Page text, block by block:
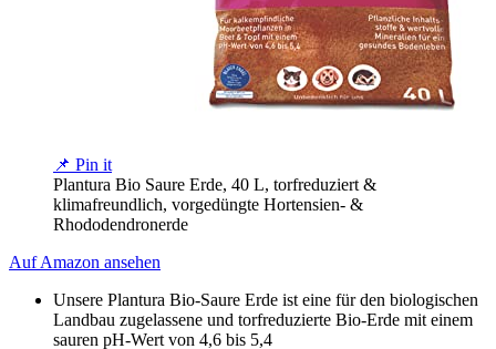
📌 Pin it
Plantura Bio Saure Erde, 40 L, torfreduziert &
klimafreundlich, vorgedüngte Hortensien- &
Rhododendronerde
Auf Amazon ansehen
Unsere Plantura Bio-Saure Erde ist eine für den biologischen
Landbau zugelassene und torfreduzierte Bio-Erde mit einem
sauren pH-Wert von 4,6 bis 5,4